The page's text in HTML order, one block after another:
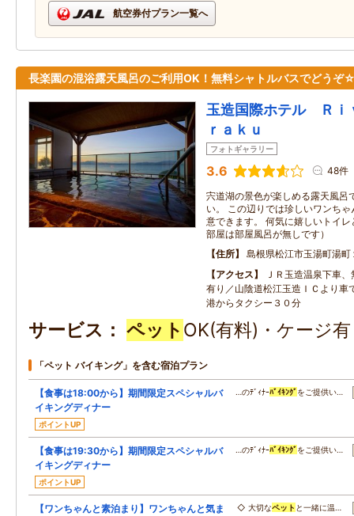
航空券付プラン一覧へ
長楽園の混浴露天風呂のご利用OK！無料シャトルバスでどうぞ
玉造国際ホテル Ｒ
ｒａｋｕ
フォトギャラリー
3.6 48件
宍道湖の景色が楽しめる露天風呂
い。 この辺りでは珍しいワンち
意できます。 何気に嬉しいトイ
部屋は部屋風呂が無しです）
住所
島根県松江市玉湯町湯町
アクセス
ＪＲ玉造温泉下車
有り／山陰道松江玉造ＩＣより車
港からタクシー３０分
サービス ペット OK(有料)・ケージ
「ペット バイキング」を含む宿泊プラン
【食事は18:00から】期間限定スペシャルバ
イキングディナー
ポイントUP
…のﾃﾞｨﾅｰﾊﾞｲｷﾝｸﾞをご提供い…
【食事は19:30から】期間限定スペシャルバ
イキングディナー
ポイントUP
…のﾃﾞｨﾅｰﾊﾞｲｷﾝｸﾞをご提供い…
【ワンちゃんと素泊まり】ワンちゃんと気ま
◇ 大切なペット と一緒に温…